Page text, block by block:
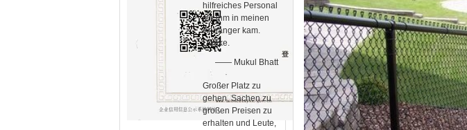
hilfreiches Personal
ich ihm in meinen
Anhänger kam.
Danke.
—— Mukul Bhatt
Großer Platz zu
gehen, Sachen zu
großen Preisen zu
erhalten und Leute,